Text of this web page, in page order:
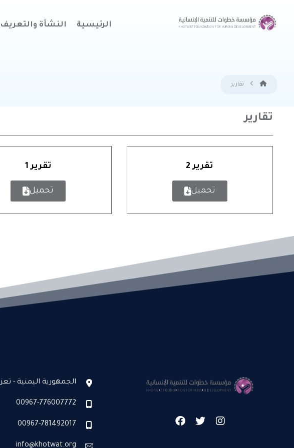
الرئيسية النشأة والتعريف
تقارير
تقارير
تقرير 2
تحميل
تقرير 1
تحميل
الجمهورية اليمنية - تعز
00967-776007772
00967-781492017
info@khotwat.org